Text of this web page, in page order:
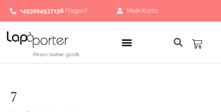
Inhalt
springen
+493024537196 Fragen? Mein Konto
7